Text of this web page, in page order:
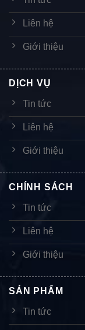
Liên hệ
Giới thiệu
DỊCH VỤ
Tin tức
Liên hệ
Giới thiệu
CHÍNH SÁCH
Tin tức
Liên hệ
Giới thiệu
SẢN PHẨM
Tin tức